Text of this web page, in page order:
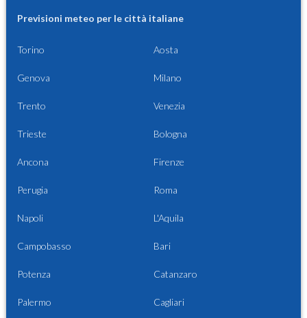
Previsioni meteo per le città italiane
Torino Aosta
Genova Milano
Trento Venezia
Trieste Bologna
Ancona Firenze
Perugia Roma
Napoli L'Aquila
Campobasso Bari
Potenza Catanzaro
Palermo Cagliari